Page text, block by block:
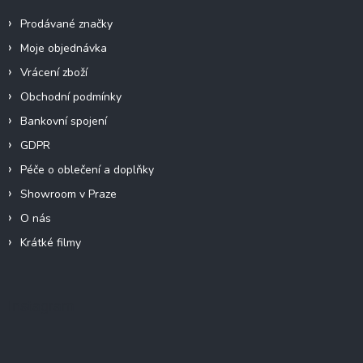
Prodávané značky
Moje objednávka
Vrácení zboží
Obchodní podmínky
Bankovní spojení
GDPR
Péče o oblečení a doplňky
Showroom v Praze
O nás
Krátké filmy